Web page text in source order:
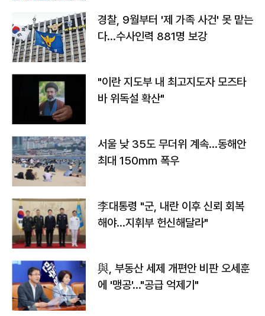
경찰, 9월부터 '제 가족 사건' 못 맡는
다…수사인력 881명 보강
"이란 지도부 내 최고지도자 모즈타
바 위독설 확산"
서울 낮 35도 무더위 계속…동해안
최대 150㎜ 폭우
李대통령 "군, 내란 이후 신뢰 회복
해야…지휘부 헌신해달라"
與, 부동산 세제 개편안 비판 오세훈
에 '맹공'…"공급 억제기"